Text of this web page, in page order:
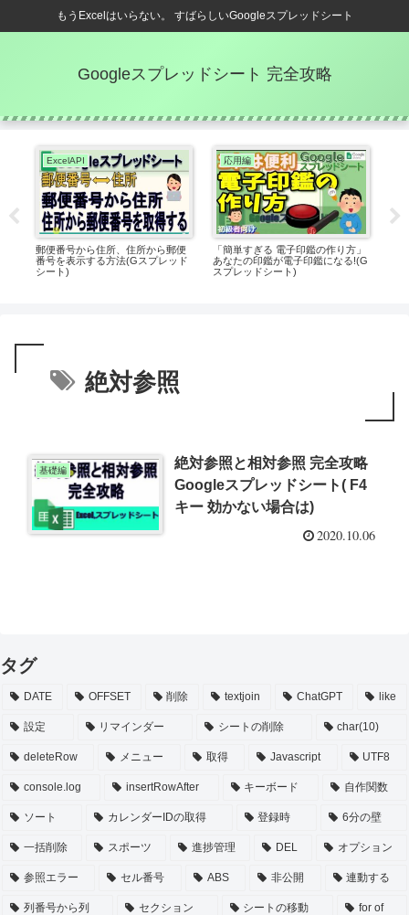
もうExcelはいらない。 すばらしいGoogleスプレッドシート
Googleスプレッドシート 完全攻略
ExcelAPI
郵便番号から住所、住所から郵便
番号を表示する方法(Gスプレッド
シート)
応用編
「簡単すぎる 電子印鑑の作り方」
あなたの印鑑が電子印鑑になる!(G
スプレッドシート)
絶対参照
基礎編
絶対参照と相対参照 完全攻略
Googleスプレッドシート( F4
キー 効かない場合は)
2020.10.06
タグ
DATE OFFSET 削除 textjoin ChatGPT like
設定 リマインダー シートの削除 char(10)
deleteRow メニュー 取得 Javascript UTF8
console.log insertRowAfter キーボード 自作関数
ソート カレンダーIDの取得 登録時 6分の壁
一括削除 スポーツ 進捗管理 DEL オプション
参照エラー セル番号 ABS 非公開 連動する
列番号から列 セクション シートの移動 for of